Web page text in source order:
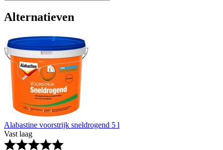
Alternatieven
Alabastine voorstrijk sneldrogend 5 l
Vast laag